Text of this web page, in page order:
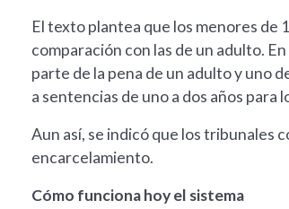
El texto plantea que los menores de
comparación con las de un adulto.
parte de la pena de un adulto y uno
a sentencias de uno a dos años para
Aun así, se indicó que los tribunales
encarcelamiento.
Cómo funciona hoy el sistema